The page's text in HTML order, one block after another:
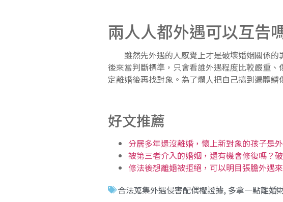
兩人人都外遇可以互告
雖然先外遇的人感覺上才是破壞婚姻關係的
後來當判斷標準，只會看誰外遇程度比較嚴重
定離婚後再找對象。為了爛人把自己搞到遍體鱗
好文推薦
分居多年還沒離婚，懷上新對象的孩子是
被第三者介入的婚姻，還有機會修復嗎？
修法後想離婚被拒絕，可以明目張膽外遇
合法蒐集外遇侵害配偶權證據, 多拿一點離婚